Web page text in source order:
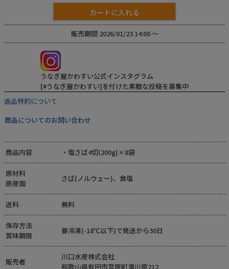
カートに入れる
販売期間 2026/01/23 14:00〜
うなぎ屋かわすい公式インスタグラム
[#うなぎ屋かわすい]を付けた素敵な投稿を募集中
返品特約について
商品についてのお問い合わせ
商品内容 ・塩さば4切(200g)×8袋
原材料
原産国
さば(ノルウェー)、食塩
送料 無料
保存方法
賞味期限
要冷凍(-18℃以下)で発送から30日
販売者
川口水産株式会社
和歌山県有田市宮原町滝川原212